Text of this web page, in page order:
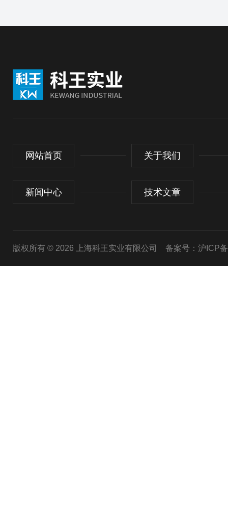
网站首页 关于我们
新闻中心 技术文章
版权所有 © 2026 上海科王实业有限公司 备案号：沪ICP